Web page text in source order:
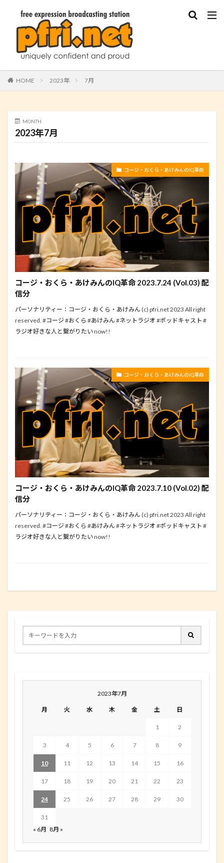
HOME 2023年 7月
MONTH
2023年7月
コージ・おくら・あけみんのIQ革命
コージ・おくら・あけみんのIQ革命 2023.7.24 (Vol.03) 配
信分
パーソナリティー：コージ・おくら・あけみん (c) pfri.net 2023 All right
reserved. #コージ #おくら #あけみん #ネットラジオ #ポッドキャスト #
ラジオ好きな人と繋がりたい now!!
コージ・おくら・あけみんのIQ革命
コージ・おくら・あけみんのIQ革命 2023.7.10 (Vol.02) 配
信分
パーソナリティー：コージ・おくら・あけみん (c) pfri.net 2023 All right
reserved. #コージ #おくら #あけみん #ネットラジオ #ポッドキャスト #
ラジオ好きな人と繋がりたい now!!
2023年7月
月 火 水 木 金 土 日
1 2
3 4 5 6 7 8 9
10 11 12 13 14 15 16
17 18 19 20 21 22 23
24 25 26 27 28 29 30
31
« 6月 8月 »